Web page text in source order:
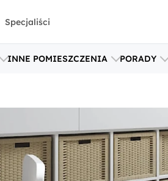
INNE POMIESZCZENIA PORADY
Specjaliści